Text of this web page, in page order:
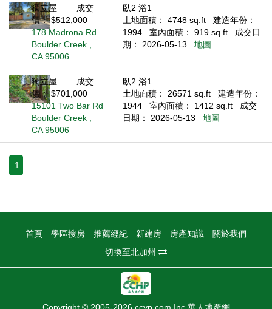
獨立屋
成交
價： $512,000
178 Madrona Rd
Boulder Creek ,
CA 95006
臥2 浴1
土地面積： 4748 sq.ft
建造年份：
1994
室內面積： 919 sq.ft
成交日
期： 2026-05-13
地圖
獨立屋
成交
價： $701,000
15101 Two Bar Rd
Boulder Creek ,
CA 95006
臥2 浴1
土地面積： 26571 sq.ft
建造年份：
1944
室內面積： 1412 sq.ft
成交
日期： 2026-05-13
地圖
1
首頁 學區搜房 推薦經紀 新建房 房產知識
關於我們
切換至北加州